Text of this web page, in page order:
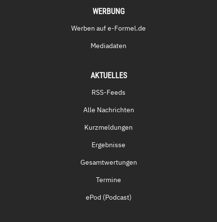
WERBUNG
Werben auf e-Formel.de
Mediadaten
AKTUELLES
RSS-Feeds
Alle Nachrichten
Kurzmeldungen
Ergebnisse
Gesamtwertungen
Termine
ePod (Podcast)